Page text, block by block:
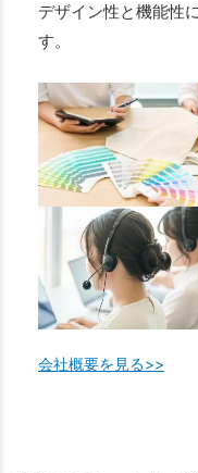
デザイン性と機能性
す。
会社概要を見る>>